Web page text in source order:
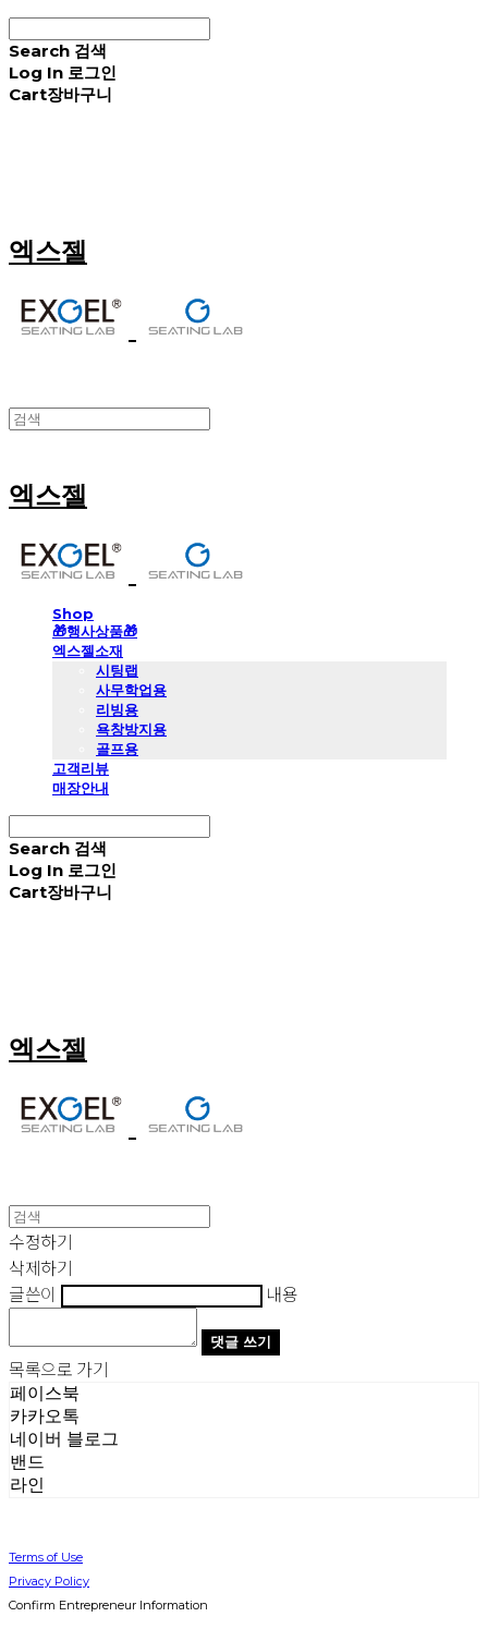
Search 검색
Log In 로그인
Cart장바구니
엑스젤
엑스젤
Shop
🎁행사상품🎁
엑스젤소재
시팅랩
사무학업용
리빙용
욕창방지용
골프용
고객리뷰
매장안내
Search 검색
Log In 로그인
Cart장바구니
엑스젤
수정하기
삭제하기
글쓴이
내용
댓글 쓰기
목록으로 가기
페이스북
카카오톡
네이버 블로그
밴드
라인
Terms of Use
Privacy Policy
Confirm Entrepreneur Information